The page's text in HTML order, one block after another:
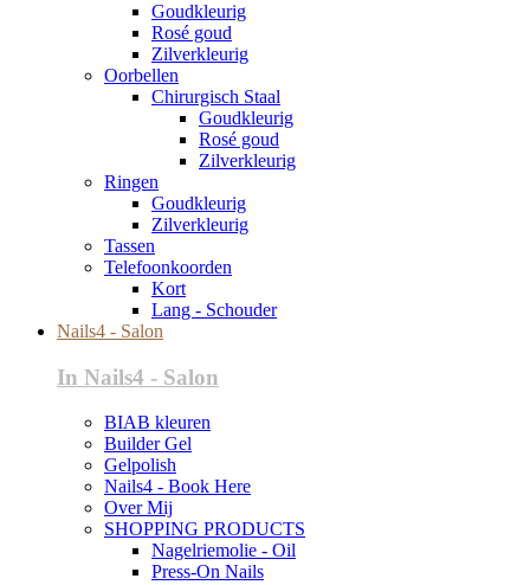
Goudkleurig
Rosé goud
Zilverkleurig
Oorbellen
Chirurgisch Staal
Goudkleurig
Rosé goud
Zilverkleurig
Ringen
Goudkleurig
Zilverkleurig
Tassen
Telefoonkoorden
Kort
Lang - Schouder
Nails4 - Salon
In Nails4 - Salon
BIAB kleuren
Builder Gel
Gelpolish
Nails4 - Book Here
Over Mij
SHOPPING PRODUCTS
Nagelriemolie - Oil
Press-On Nails